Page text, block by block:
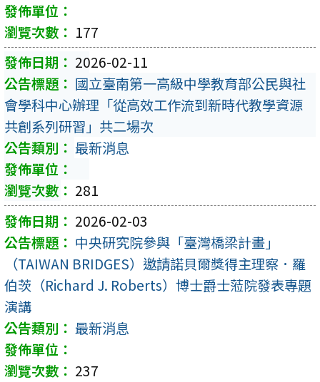
177
2026-02-11
國立臺南第一高級中學教育部公民與社
會學科中心辦理「從高效工作流到新時代教學資源
共創系列研習」共二場次
最新消息
281
2026-02-03
中央研究院參與「臺灣橋梁計畫」
（TAIWAN BRIDGES）邀請諾貝爾獎得主理察．羅
伯茨（Richard J. Roberts）博士爵士蒞院發表專題
演講
最新消息
237